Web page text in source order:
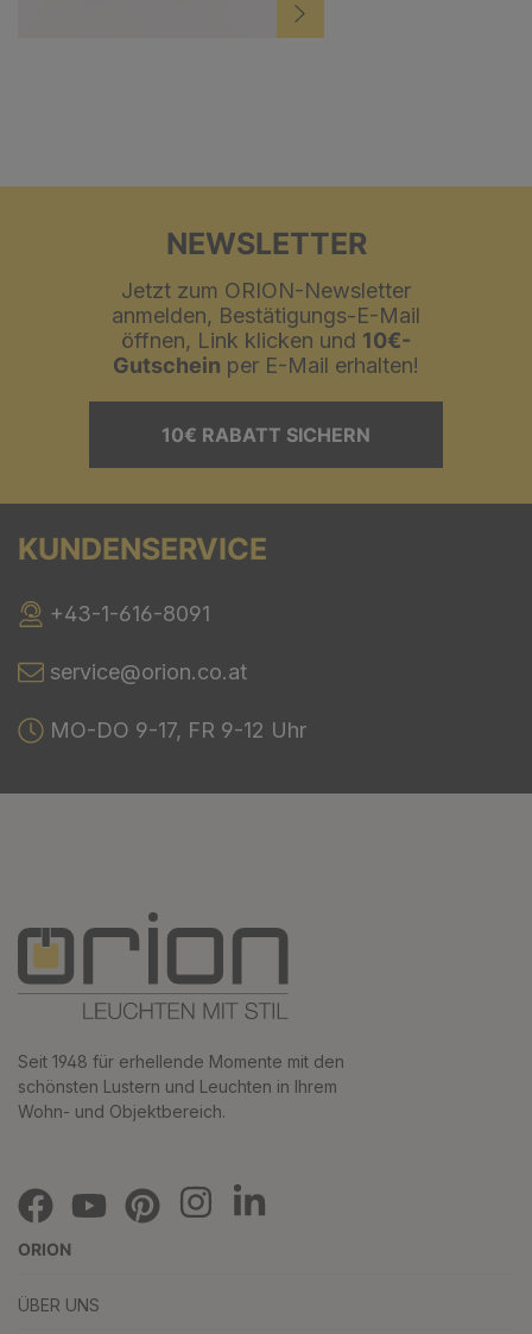
NEWSLETTER
Jetzt zum ORION-Newsletter
anmelden, Bestätigungs-E-Mail
öffnen, Link klicken und 10€-
Gutschein per E-Mail erhalten!
10€ RABATT SICHERN
KUNDENSERVICE
+43-1-616-8091
service@orion.co.at
MO-DO 9-17, FR 9-12 Uhr
Seit 1948 für erhellende Momente mit den
schönsten Lustern und Leuchten in Ihrem
Wohn- und Objektbereich.
ORION
ÜBER UNS